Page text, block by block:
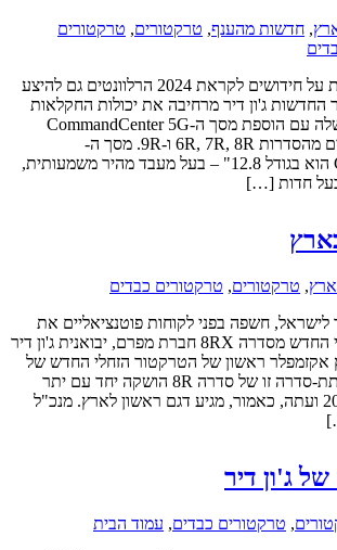
, חדשות מהענף, טרקטורים, טרקטורים
יבואנית ג'ון דיר מדווחת על חידושים לקראת 2024 הרלוונטים גם להיצע
החדשות ג'ון דיר מרחיבה את יכולות החקלאות
המדויקת אצל הציוד שלה עם הוספת מסך ה-CommandCenter 5G
החדש בכל הטרקטורים מהסדרות 6R, 7R, 8R ו-9R. מסך ה-
CommandCenter 5G הוא בגודל 12.8" – בעל מעבד מהיר משמעותית,
חדות […]
, טרקטורים, טרקטורים כבדים
לישראל, חשפה בפני לקוחות פוטנציאליים את
הטרקטור הזחלי/פירקי החדש מסדרה 8RX חברת מפרם, יבואנית ג'ון דיר
אקזמפלר ראשון של הטרקטור הזחלי החדש של
המותג מסדרה 8RX. תת-סדרה זו של סדרה 8R הושקה יחד עם יתר
גרסאות הסדרה ב-2019 ועתה, כאמור, מגיע דגם ראשון לארץ. מנכ"ל
של ג'ון דיר
, טרקטורים כבדים, עמוד הבית